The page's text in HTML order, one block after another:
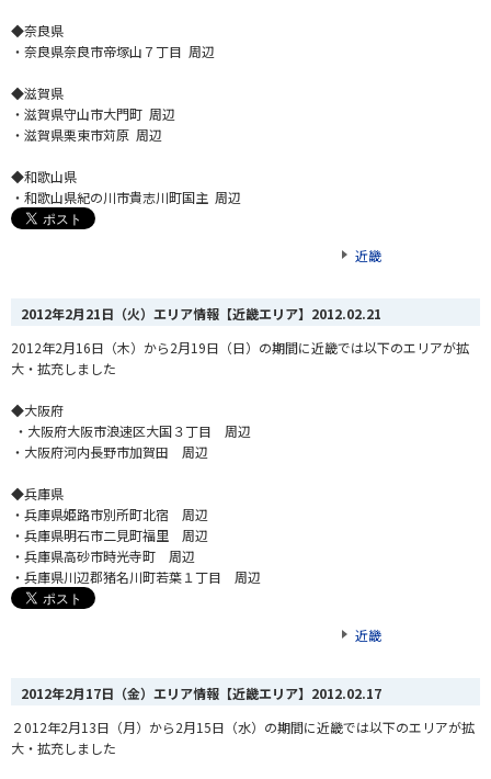
◆奈良県
・奈良県奈良市帝塚山７丁目 周辺
◆滋賀県
・滋賀県守山市大門町 周辺
・滋賀県栗東市苅原 周辺
◆和歌山県
・和歌山県紀の川市貴志川町国主 周辺
近畿
2012年2月21日（火）エリア情報【近畿エリア】 2012.02.21
2012年2月16日（木）から2月19日（日）の期間に近畿では以下のエリアが拡
大・拡充しました
◆大阪府
・大阪府大阪市浪速区大国３丁目 周辺
・大阪府河内長野市加賀田 周辺
◆兵庫県
・兵庫県姫路市別所町北宿 周辺
・兵庫県明石市二見町福里 周辺
・兵庫県高砂市時光寺町 周辺
・兵庫県川辺郡猪名川町若葉１丁目 周辺
近畿
2012年2月17日（金）エリア情報【近畿エリア】 2012.02.17
２012年2月13日（月）から2月15日（水）の期間に近畿では以下のエリアが拡
大・拡充しました